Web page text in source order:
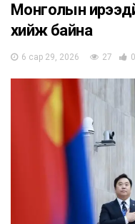
Монголын
хийж байна
6 сар 29, 2026 27 0